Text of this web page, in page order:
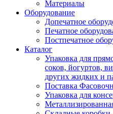
Материалы
Оборудование
Допечатное
Печатное
Постпечатное
Каталог
Упаковка для
соков, йогуртов,
других жидких и
Поставка
Упаковка для